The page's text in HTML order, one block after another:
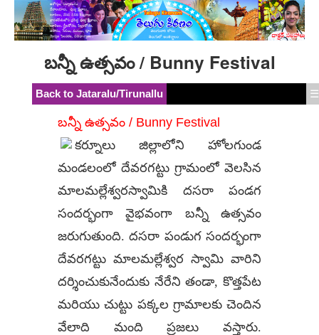
బన్నీ ఉత్సవం / Bunny Festival
Back to Jataralu/Tirunallu ☰
బన్నీ ఉత్సవం / Bunny Festival
కర్నూలు జిల్లాలోని హోలగుండ
మండలంలో దేవరగట్టు గ్రామంలో వెలసిన
మాలమల్లేశ్వరస్వామికి దసరా పండగ
సందర్భంగా వైభవంగా బన్నీ ఉత్సవం
జరుగుతుంది. దసరా పండుగ సందర్భంగా
దేవరగట్టు మాలమల్లేశ్వర స్వామి వారిని
దర్శించుకునేందుకు నేరేని తండా, కొత్తపేట
మరియు చుట్టు పక్కల గ్రామాలకు చెందిన
వేలాది మంది ప్రజలు వస్తారు.